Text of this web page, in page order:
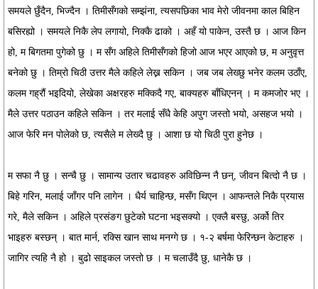
समयले छुँदैन, भिज्दैन । तिमीसँगको सम्झंना, त्यसपछिका भाव मेरो जीवनमा काल बिहिन
बसिरह्यो । समयले निकै लेप लगायो, निक्कै ढाको । अहँ यो पाकेन, उस्तै छ । आज किन
हो, म बिगतमा पुगेको छु । म सँग अहिले तिमीसँगको हिजो आज भएर आएको छ, म अनुवृत्त
बनेको छु । तिम्रो चिठी उत्तर मैले कहिले लेख्न सकिन । जब जब लेख्छु भनेर कलम उठाँए,
कलम गह्रौं भइदियो, लेखेका अक्षरहरु मक्किदै गए, बाक्यहरु बाँधिएनन् । म कमजोर भए ।
मैले उत्तर पठाउन कहिले सकिन । तर मलाई सँधै केहि अपुग जस्तो भयो, असहज भयो ।
आज फेरि मन पोलेको छ, त्यसैले म लेख्दै छु । आशा छ यो चिठी पुरा हुनेछ ।
म सफा नै छु । सन्चै छु । सामान्य उतार चढावहरु अविछिन्न नै छन्, जीवन बित्दो नै छ ।
बिहे गरिन, मलाई जाँगर पनि लागेन । धैर्य चाहिन्छ, मसँग थिएन । आफन्तले निकै प्रयास
गरे, मैले सकिन । अहिले प्रसंङग छुटेको घटना भइसक्यो । एक्लै बस्छु, अर्को तिर
भाइहरु बस्छन् । बात मार्न, रक्सि खान साथ मनग्गे छ । १-२ बर्षमा फेरिन्छन केटाहरु ।
जागिर त्यहि नै हो । बुढो साइकल जस्तो छ । म चलाउँदै छु, धानेकै छ ।